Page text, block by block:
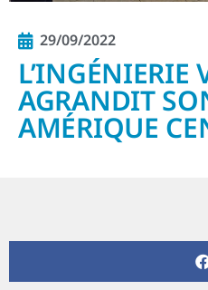
29/09/2022
L’INGÉNIERIE
AGRANDIT
AMÉRIQUE